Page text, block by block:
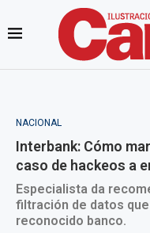
NACIONAL
Interbank: Cómo
caso de hackeos a
Especialista da
filtración de datos
reconocido banco.